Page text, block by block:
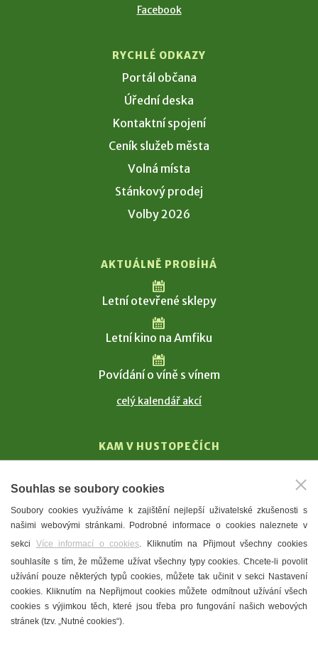
Facebook
RYCHLÉ ODKAZY
Portál občana
Úřední deska
Kontaktní spojení
Ceník služeb města
Volná místa
Stánkový prodej
Volby 2026
AKTUÁLNĚ PROBÍHÁ
Letní otevřené sklepy
Letní kino na Amfiku
Povídání o víně s vínem
celý kalendář akcí
KAM V HUSTOPEČÍCH
T. G. Masaryk
Mandloně
Ubytování
Restaurace
Městské muzeum a galerie
Denní meníčka
Souhlas se soubory cookies
Soubory cookies využíváme k zajištění nejlepší uživatelské zkušenosti s
našimi webovými stránkami. Podrobné informace o cookies naleznete v
sekci Více informací o cookies. Kliknutím na Přijmout všechny cookies
souhlasíte s tím, že můžeme užívat všechny typy cookies. Chcete-li povolit
užívání pouze některých typů cookies, můžete tak učinit v sekci Nastavení
cookies. Kliknutím na Nepřijmout cookies můžete odmítnout užívání všech
cookies s výjimkou těch, které jsou třeba pro fungování našich webových
stránek (tzv. „Nutné cookies“).